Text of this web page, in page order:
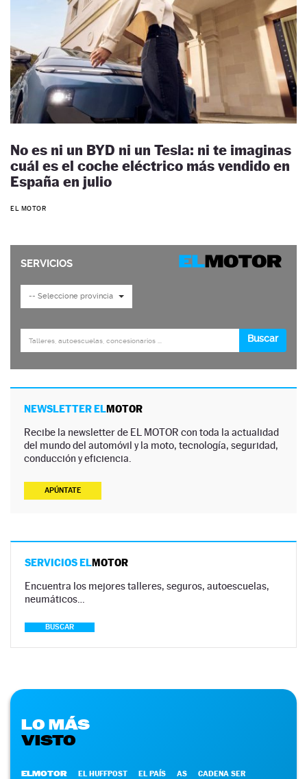
No es ni un BYD ni un Tesla: ni te imaginas
cuál es el coche eléctrico más vendido en
España en julio
EL MOTOR
NEWSLETTER ELMOTOR
Recibe la newsletter de EL MOTOR con toda la actualidad
del mundo del automóvil y la moto, tecnología, seguridad,
conducción y eficiencia.
APÚNTATE
SERVICIOS ELMOTOR
Encuentra los mejores talleres, seguros, autoescuelas,
neumáticos…
BUSCAR
LO MÁS
VISTO
ELMOTOR EL HUFFPOST EL PAÍS AS CADENA SER